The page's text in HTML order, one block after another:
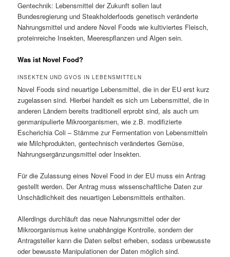
Gentechnik: Lebensmittel der Zukunft sollen laut
Bundesregierung und Steakholderfoods genetisch veränderte
Nahrungsmittel und andere Novel Foods wie kultiviertes Fleisch,
proteinreiche Insekten, Meerespflanzen und Algen sein.
Was ist Novel Food?
INSEKTEN UND GVOS IN LEBENSMITTELN
Novel Foods sind neuartige Lebensmittel, die in der EU erst kurz
zugelassen sind. Hierbei handelt es sich um Lebensmittel, die in
anderen Ländern bereits traditionell erprobt sind, als auch um
genmanipulierte Mikroorganismen, wie z.B. modifizierte
Escherichia Coli – Stämme zur Fermentation von Lebensmitteln
wie Milchprodukten, gentechnisch verändertes Gemüse,
Nahrungsergänzungsmittel oder Insekten.
Für die Zulassung eines Novel Food in der EU muss ein Antrag
gestellt werden. Der Antrag muss wissenschaftliche Daten zur
Unschädlichkeit des neuartigen Lebensmittels enthalten.
Allerdings durchläuft das neue Nahrungsmittel oder der
Mikroorganismus keine unabhängige Kontrolle, sondern der
Antragsteller kann die Daten selbst erheben, sodass unbewusste
oder bewusste Manipulationen der Daten möglich sind.